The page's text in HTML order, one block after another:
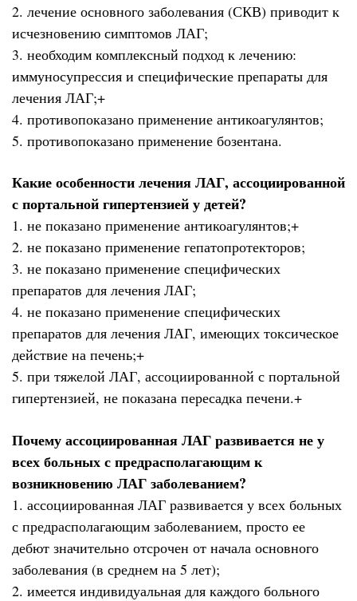
2. лечение основного заболевания (СКВ) приводит к
исчезновению симптомов ЛАГ;
3. необходим комплексный подход к лечению:
иммуносупрессия и специфические препараты для
лечения ЛАГ;+
4. противопоказано применение антикоагулянтов;
5. противопоказано применение бозентана.
Какие особенности лечения ЛАГ, ассоциированной
с портальной гипертензией у детей?
1. не показано применение антикоагулянтов;+
2. не показано применение гепатопротекторов;
3. не показано применение специфических
препаратов для лечения ЛАГ;
4. не показано применение специфических
препаратов для лечения ЛАГ, имеющих токсическое
действие на печень;+
5. при тяжелой ЛАГ, ассоциированной с портальной
гипертензией, не показана пересадка печени.+
Почему ассоциированная ЛАГ развивается не у
всех больных с предрасполагающим к
возникновению ЛАГ заболеванием?
1. ассоциированная ЛАГ развивается у всех больных
с предрасполагающим заболеванием, просто ее
дебют значительно отсрочен от начала основного
заболевания (в среднем на 5 лет);
2. имеется индивидуальная для каждого больного